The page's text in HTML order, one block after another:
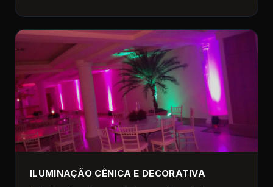
ILUMINAÇÃO CÊNICA E DECORATIVA